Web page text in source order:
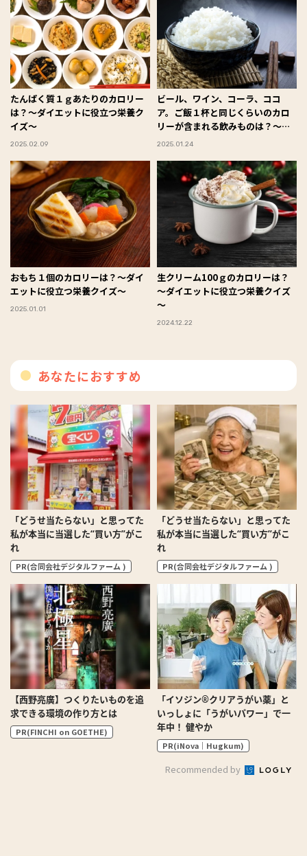
たんぱく質１ｇあたりのカロリー
は？～ダイエットに役立つ栄養ク
イズ～
2025.02.09
ビール、ワイン、コーラ、ココ
ア。ご飯１杯と同じくらいのカロ
リーが含まれる飲みものは？～ダ
イエットに役立つ栄養クイズ～
2025.01.24
おもち１個のカロリーは？～ダイ
エットに役立つ栄養クイズ～
2025.01.01
生クリーム100ｇのカロリーは？
～ダイエットに役立つ栄養クイズ
～
2024.12.22
あなたにおすすめ
「どうせ当たらない」と思ってた
私が本当に当選した“買い方”がこ
れ
PR(合同会社デジタルファーム )
「どうせ当たらない」と思ってた
私が本当に当選した“買い方”がこ
れ
PR(合同会社デジタルファーム )
【西野亮廣】つくりたいものを追
求できる環境の作り方とは
PR(FINCHI on GOETHE)
「イソジン®クリアうがい薬」と
いっしょに「うがいパワー」で一
年中！ 健やか
PR(iNova｜Hugkum)
Recommended by